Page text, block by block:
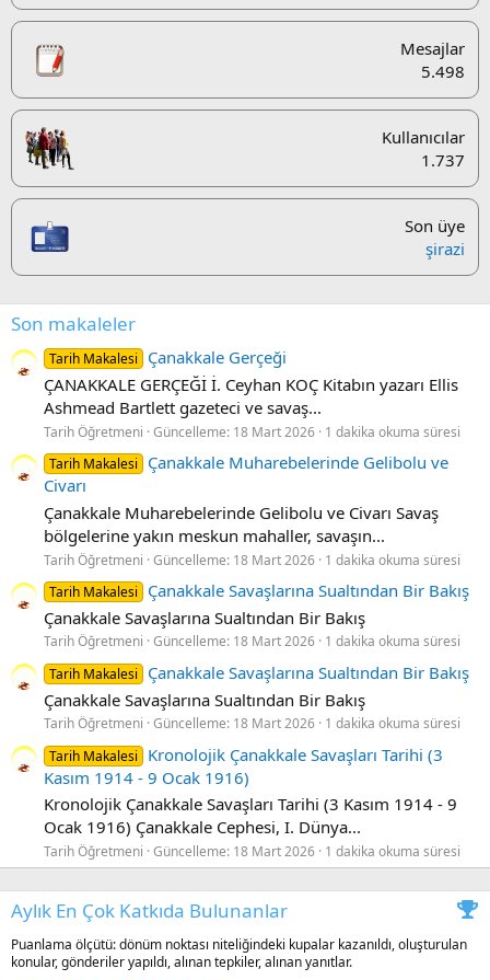
Mesajlar
5.498
Kullanıcılar
1.737
Son üye
şirazi
Son makaleler
Tarih Makalesi
Çanakkale Gerçeği
ÇANAKKALE GERÇEĞİ İ. Ceyhan KOÇ Kitabın yazarı Ellis
Ashmead Bartlett gazeteci ve savaş...
Tarih Öğretmeni Güncelleme: 18 Mart 2026 1 dakika okuma süresi
Tarih Makalesi
Çanakkale Muharebelerinde Gelibolu ve
Civarı
Çanakkale Muharebelerinde Gelibolu ve Civarı Savaş
bölgelerine yakın meskun mahaller, savaşın...
Tarih Öğretmeni Güncelleme: 18 Mart 2026 1 dakika okuma süresi
Tarih Makalesi
Çanakkale Savaşlarına Sualtından Bir Bakış
Çanakkale Savaşlarına Sualtından Bir Bakış
Tarih Öğretmeni Güncelleme: 18 Mart 2026 1 dakika okuma süresi
Tarih Makalesi
Çanakkale Savaşlarına Sualtından Bir Bakış
Çanakkale Savaşlarına Sualtından Bir Bakış
Tarih Öğretmeni Güncelleme: 18 Mart 2026 1 dakika okuma süresi
Tarih Makalesi
Kronolojik Çanakkale Savaşları Tarihi (3
Kasım 1914 - 9 Ocak 1916)
Kronolojik Çanakkale Savaşları Tarihi (3 Kasım 1914 - 9
Ocak 1916) Çanakkale Cephesi, I. Dünya...
Tarih Öğretmeni Güncelleme: 18 Mart 2026 1 dakika okuma süresi
Aylık En Çok Katkıda Bulunanlar
Puanlama ölçütü: dönüm noktası niteliğindeki kupalar kazanıldı, oluşturulan
konular, gönderiler yapıldı, alınan tepkiler, alınan yanıtlar.